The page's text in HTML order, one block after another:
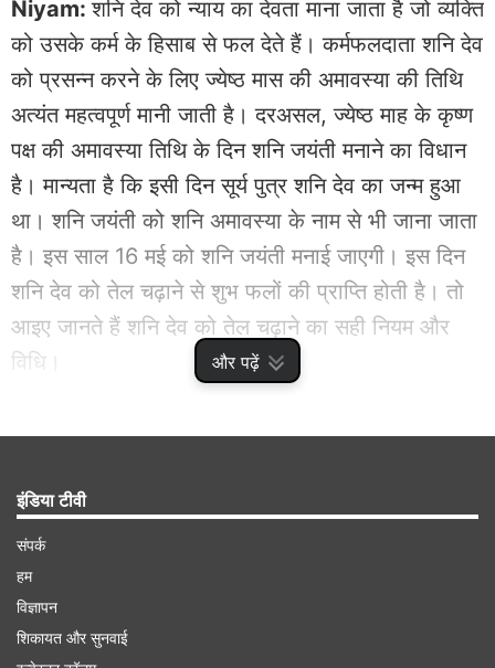
और पढ़ें
Niyam:शनि देव को न्याय का देवता माना जाता है जो व्यक्ति
को उसके कर्म के हिसाब से फल देते हैं। कर्मफलदाता शनि देव
को प्रसन्न करने के लिए ज्येष्ठ मास की अमावस्या की तिथि
अत्यंत महत्वपूर्ण मानी जाती है। दरअसल, ज्येष्ठ माह के कृष्ण
पक्ष की अमावस्या तिथि के दिन शनि जयंती मनाने का विधान
है। मान्यता है कि इसी दिन सूर्य पुत्र शनि देव का जन्म हुआ
था। शनि जयंती को शनि अमावस्या के नाम से भी जाना जाता
है। इस साल 16 मई को शनि जयंती मनाई जाएगी। इस दिन
शनि देव को तेल चढ़ाने से शुभ फलों की प्राप्ति होती है। तो
आइए जानते हैं शनि देव को तेल चढ़ाने का सही नियम और
विधि।
इंडिया टीवी
संपर्क
हम
विज्ञापन
शिकायत और सुनवाई